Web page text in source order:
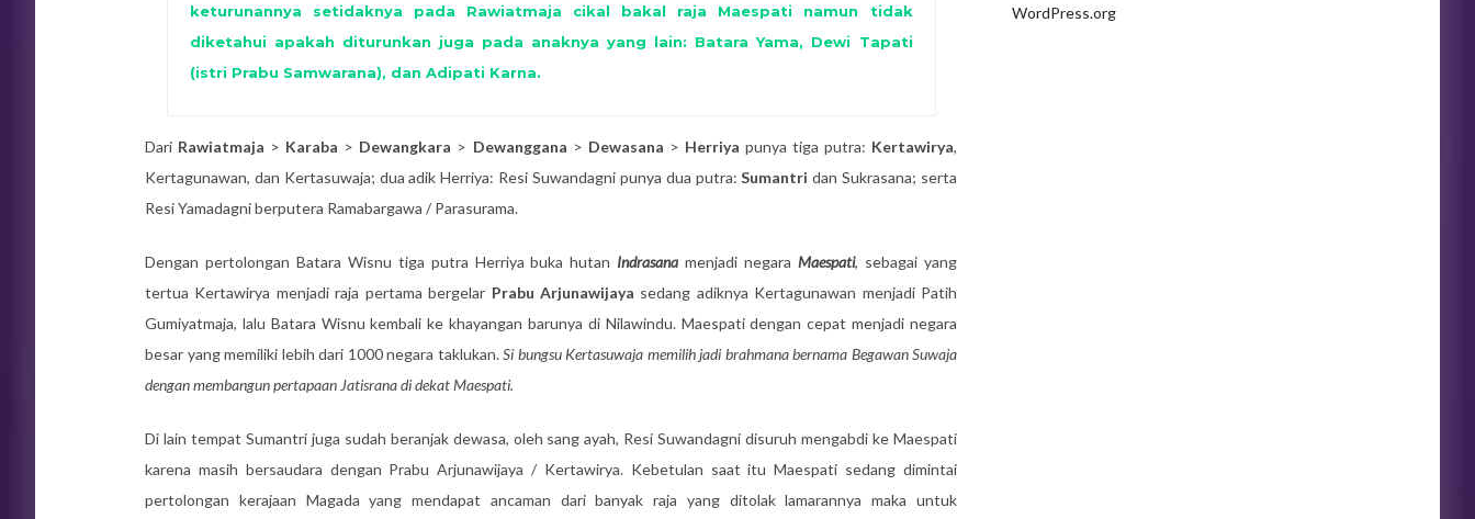
keturunannya setidaknya pada Rawiatmaja cikal bakal raja Maespati namun tidak
diketahui apakah diturunkan juga pada anaknya yang lain: Batara Yama, Dewi Tapati
(istri Prabu Samwarana), dan Adipati Karna.
Dari Rawiatmaja > Karaba > Dewangkara > Dewanggana > Dewasana > Herriya punya tiga putra: Kertawirya,
Kertagunawan, dan Kertasuwaja; dua adik Herriya: Resi Suwandagni punya dua putra:Sumantri dan Sukrasana; serta
Resi Yamadagni berputera Ramabargawa / Parasurama.
Dengan pertolongan Batara Wisnu tiga putra Herriya buka hutan Indrasanamenjadi negaraMaespati, sebagai yang
tertua Kertawirya menjadi raja pertama bergelar Prabu Arjunawijaya sedang adiknya Kertagunawan menjadi Patih
Gumiyatmaja, lalu Batara Wisnu kembali ke khayangan barunya di Nilawindu. Maespati dengan cepat menjadi negara
besar yang memiliki lebih dari 1000 negara taklukan.Si bungsu Kertasuwaja memilih jadi brahmana bernama Begawan Suwaja
dengan membangun pertapaan Jatisrana di dekat Maespati.
Di lain tempat Sumantri juga sudah beranjak dewasa, oleh sang ayah, Resi Suwandagni disuruh mengabdi ke Maespati
karena masih bersaudara dengan Prabu Arjunawijaya / Kertawirya. Kebetulan saat itu Maespati sedang dimintai
pertolongan kerajaan Magada yang mendapat ancaman dari banyak raja yang ditolak lamarannya maka untuk
WordPress.org